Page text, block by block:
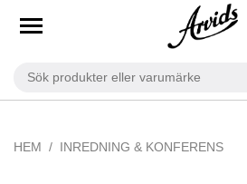
HEM INREDNING & KONFERENS